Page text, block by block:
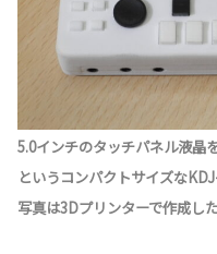
5.0インチのタッチパネル液
というコンパクトサイズな
写真は3Dプリンターで作成し